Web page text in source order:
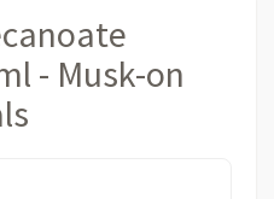
- Musk-on